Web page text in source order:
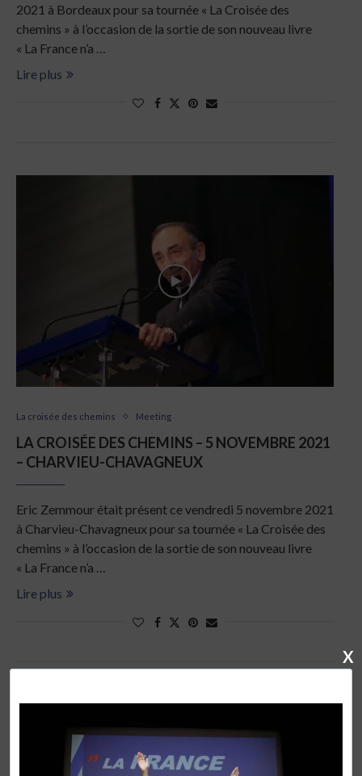
2021 à Bordeaux pour sa tournée « La Croisée des
chemins » à l’occasion de la sortie de son nouveau livre
« La France n’a …
Lire plus
La croisée des chemins Meeting
LA CROISÉE DES CHEMINS – 5 NOVEMBRE 2021
– CHARVIEU-CHAVAGNEUX
Eric Zemmour était présent ce vendredi 5 novembre 2021
à Charvieu-Chavagneux pour sa tournée « La Croisée des
chemins » à l’occasion de la sortie de son nouveau livre
« La France n’a …
Lire plus
X